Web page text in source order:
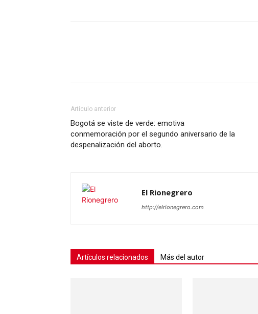
Artículo anterior
Bogotá se viste de verde: emotiva
conmemoración por el segundo aniversario de la
despenalización del aborto.
El Rionegrero
http://elrionegrero.com
Artículos relacionados Más del autor